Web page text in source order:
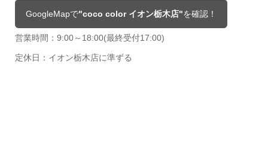
GoogleMapで"coco color イオン栃木店"を確認！
営業時間：9:00～18:00(最終受付17:00)
定休日：イオン栃木店に準ずる